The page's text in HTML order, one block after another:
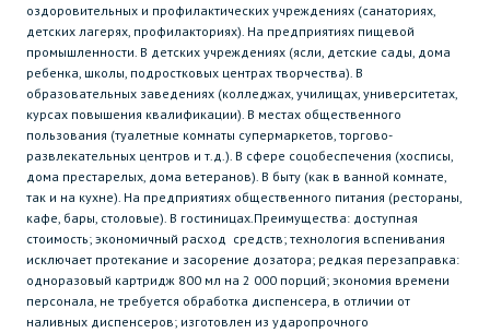
оздоровительных и профилактических учреждениях (санаториях,
детских лагерях, профилакториях). На предприятиях пищевой
промышленности. В детских учреждениях (ясли, детские сады, дома
ребенка, школы, подростковых центрах творчества). В
образовательных заведениях (колледжах, училищах, университетах,
курсах повышения квалификации). В местах общественного
пользования (туалетные комнаты супермаркетов, торгово-
развлекательных центров и т.д.). В сфере соцобеспечения (хосписы,
дома престарелых, дома ветеранов). В быту (как в ванной комнате,
так и на кухне). На предприятиях общественного питания (рестораны,
кафе, бары, столовые). В гостиницах.Преимущества: доступная
стоимость; экономичный расход средств; технология вспенивания
исключает протекание и засорение дозатора; редкая перезаправка:
одноразовый картридж 800 мл на 2 000 порций; экономия времени
персонала, не требуется обработка диспенсера, в отличии от
наливных диспенсеров; изготовлен из ударопрочного